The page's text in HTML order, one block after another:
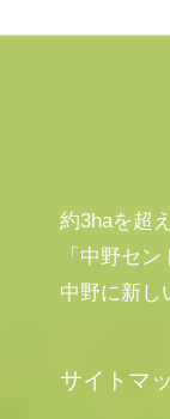
約3haを超
「中野セ
中野に新し
サイトマ